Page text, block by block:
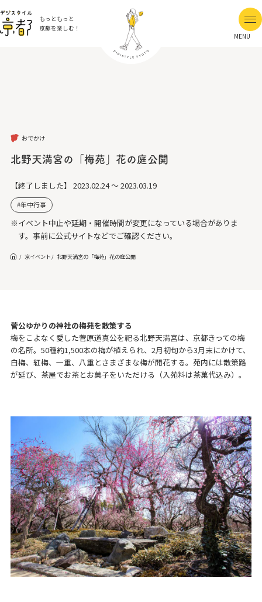
もっともっと
京都を楽しむ！
MENU
おでかけ
北野天満宮の「梅苑」花の庭公開
【終了しました】 2023.02.24 ～ 2023.03.19
年中行事
※イベント中止や延期・開催時間が変更になっている場合がありま
す。事前に公式サイトなどでご確認ください。
京イベント 北野天満宮の「梅苑」花の庭公開
菅公ゆかりの神社の梅苑を散策する
梅をこよなく愛した菅原道真公を祀る北野天満宮は、京都きっての梅
の名所。50種約1,500本の梅が植えられ、2月初旬から3月末にかけて、
白梅、紅梅、一重、八重とさまざまな梅が開花する。苑内には散策路
が延び、茶屋でお茶とお菓子をいただける（入苑料は茶菓代込み）。